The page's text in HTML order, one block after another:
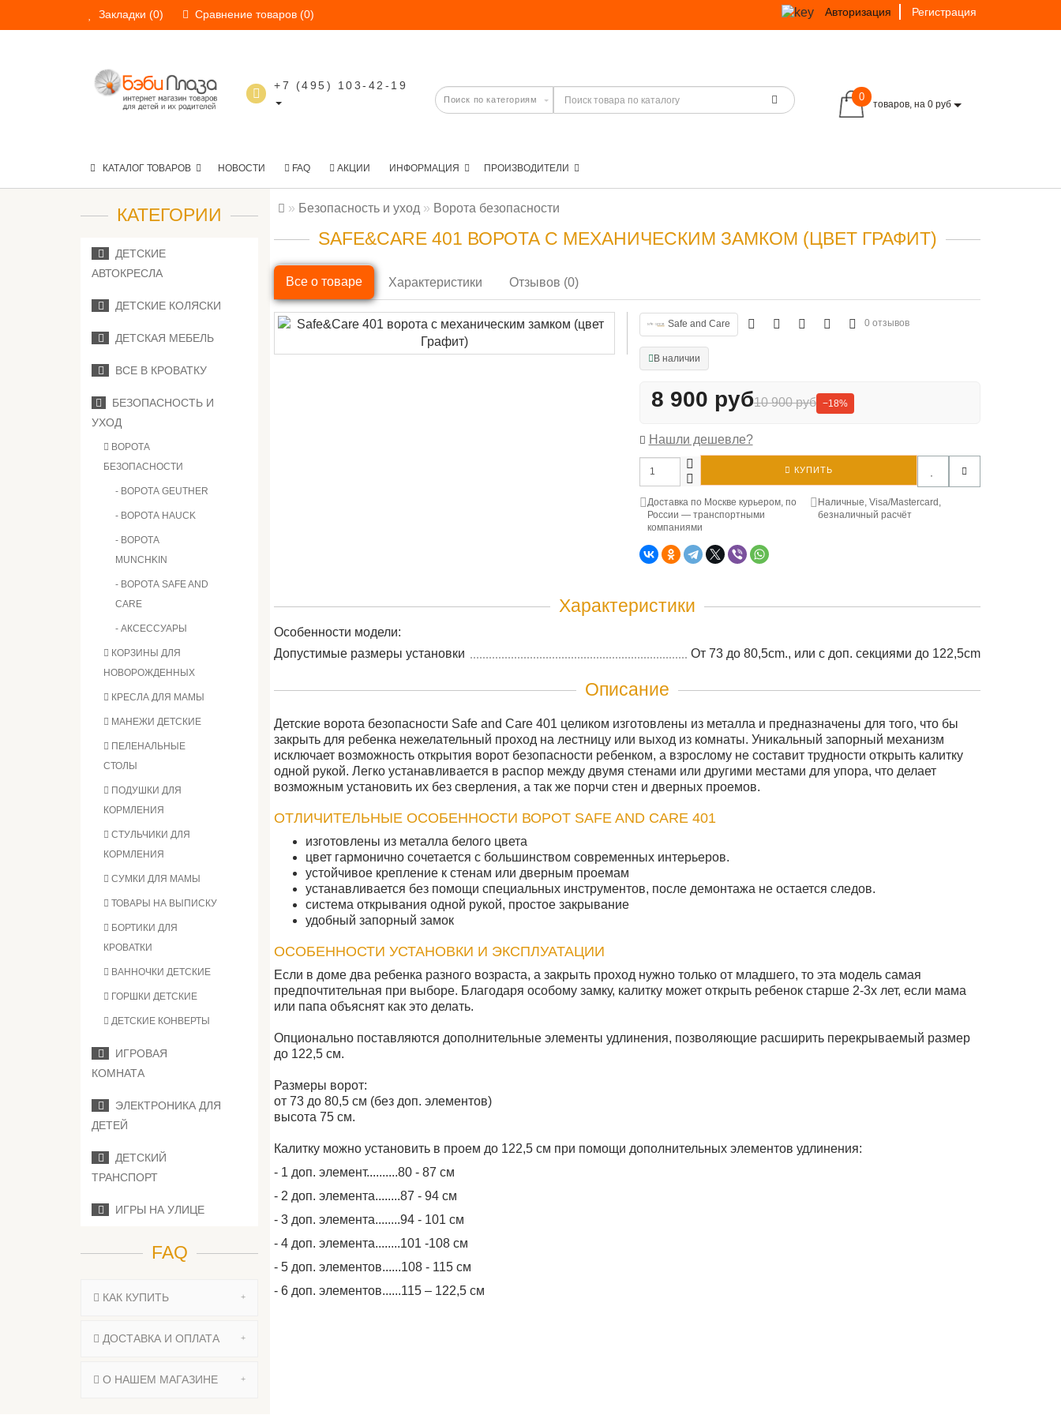
Закладки (0) Сравнение товаров (0) Авторизация Регистрация
+7 (495) 103-42-19
0
товаров, на 0 руб
КАТАЛОГ ТОВАРОВ НОВОСТИ FAQ АКЦИИ ИНФОРМАЦИЯ ПРОИЗВОДИТЕЛИ
КАТЕГОРИИ
ДЕТСКИЕ
АВТОКРЕСЛА
ДЕТСКИЕ КОЛЯСКИ
ДЕТСКАЯ МЕБЕЛЬ
ВСЕ В КРОВАТКУ
БЕЗОПАСНОСТЬ И
УХОД
ВОРОТА
БЕЗОПАСНОСТИ
- ВОРОТА GEUTHER
- ВОРОТА HAUCK
- ВОРОТА
MUNCHKIN
- ВОРОТА SAFE AND
CARE
- АКСЕССУАРЫ
КОРЗИНЫ ДЛЯ
НОВОРОЖДЕННЫХ
КРЕСЛА ДЛЯ МАМЫ
МАНЕЖИ ДЕТСКИЕ
ПЕЛЕНАЛЬНЫЕ
СТОЛЫ
ПОДУШКИ ДЛЯ
КОРМЛЕНИЯ
СТУЛЬЧИКИ ДЛЯ
КОРМЛЕНИЯ
СУМКИ ДЛЯ МАМЫ
ТОВАРЫ НА ВЫПИСКУ
БОРТИКИ ДЛЯ
КРОВАТКИ
ВАННОЧКИ ДЕТСКИЕ
ГОРШКИ ДЕТСКИЕ
ДЕТСКИЕ КОНВЕРТЫ
ИГРОВАЯ
КОМНАТА
ЭЛЕКТРОНИКА ДЛЯ
ДЕТЕЙ
ДЕТСКИЙ
ТРАНСПОРТ
ИГРЫ НА УЛИЦЕ
FAQ
КАК КУПИТЬ
ДОСТАВКА И ОПЛАТА
О НАШЕМ МАГАЗИНЕ
Безопасность и уход Ворота безопасности
SAFE&CARE 401 ВОРОТА С МЕХАНИЧЕСКИМ ЗАМКОМ (ЦВЕТ ГРАФИТ)
Все о товаре Характеристики Отзывов (0)
Safe and Care 0 отзывов
В наличии
8 900 руб10 900 руб −18%
Нашли дешевле?
КУПИТЬ
Доставка по Москве курьером, по
России — транспортными
компаниями
Наличные, Visa/Mastercard,
безналичный расчёт
Характеристики
Особенности модели:
Допустимые размеры установки
От 73 до 80,5cm., или с доп. секциями до 122,5cm
Описание
Детские ворота безопасности Safe and Care 401 целиком изготовлены из металла и предназначены для того, что бы
закрыть для ребенка нежелательный проход на лестницу или выход из комнаты. Уникальный запорный механизм
исключает возможность открытия ворот безопасности ребенком, а взрослому не составит трудности открыть калитку
одной рукой. Легко устанавливается в распор между двумя стенами или другими местами для упора, что делает
возможным установить их без сверления, а так же порчи стен и дверных проемов.
ОТЛИЧИТЕЛЬНЫЕ ОСОБЕННОСТИ ВОРОТ SAFE AND CARE 401
изготовлены из металла белого цвета
цвет гармонично сочетается с большинством современных интерьеров.
устойчивое крепление к стенам или дверным проемам
устанавливается без помощи специальных инструментов, после демонтажа не остается следов.
система открывания одной рукой, простое закрывание
удобный запорный замок
ОСОБЕННОСТИ УСТАНОВКИ И ЭКСПЛУАТАЦИИ
Если в доме два ребенка разного возраста, а закрыть проход нужно только от младшего, то эта модель самая
предпочтительная при выборе. Благодаря особому замку, калитку может открыть ребенок старше 2-3х лет, если мама
или папа объяснят как это делать.
Опционально поставляются дополнительные элементы удлинения, позволяющие расширить перекрываемый размер
до 122,5 см.
Размеры ворот:
от 73 до 80,5 см (без доп. элементов)
высота 75 см.
Калитку можно установить в проем до 122,5 см при помощи дополнительных элементов удлинения:
- 1 доп. элемент..........80 - 87 cм
- 2 доп. элемента........87 - 94 cм
- 3 доп. элемента........94 - 101 cм
- 4 доп. элемента........101 -108 cм
- 5 доп. элементов......108 - 115 cм
- 6 доп. элементов......115 – 122,5 cм